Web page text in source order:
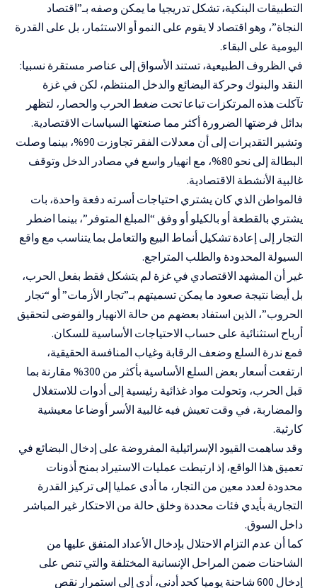
التطبيقات البنكية، تشكل تدريجيا ما يمكن وصفه بـ”اقتصاد
النجاة”، وهو اقتصاد لا يقوم على النمو أو الاستثمار، بل على القدرة
اليومية على البقاء.
في الظروف الطبيعية، تستند الأسواق إلى عناصر مستقرة نسبيا:
النقد والبنوك وحركة البضائع والدخل المنتظم، لكن في غزة
تآكلت هذه المرتكزات تباعا تحت ضغط الحرب والحصار، لتظهر
بدائل فرضتها الضرورة أكثر مما صنعتها السياسات الاقتصادية.
وتشير التقديرات إلى أن معدلات الفقر تجاوزت 90%، بينما وصلت
البطالة إلى نحو 80%، مع انهيار واسع في مصادر الدخل وتوقف
غالبية الأنشطة الاقتصادية.
فالمواطن الذي كان يشتري احتياجات أسرته دفعة واحدة، بات
يشتري بالقطعة أو بالكيلو أو وفق “المبلغ المتوفر”، بينما اضطر
التجار إلى إعادة تشكيل أنماط البيع والتعامل بما يتناسب مع واقع
السيولة المحدودة والطلب المتراجع.
غير أن المشهد الاقتصادي في غزة لم يتشكل فقط بفعل الحرب،
بل أيضا نتيجة صعود ما يمكن تسميتهم بـ”تجار الأزمات” أو “تجار
الحروب”، الذين استفاد بعضهم من حالة الانهيار والفوضى لتحقيق
أرباح استثنائية على حساب الاحتياجات الأساسية للسكان.
فمع ندرة السلع وضعف الرقابة وغياب المنافسة الحقيقية،
ارتفعت أسعار بعض السلع الأساسية بأكثر من 300% مقارنة بما
قبل الحرب، وتحولت مواد غذائية رئيسية إلى أدوات للاستغلال
والمضاربة، في وقت تعيش فيه غالبية الأسر أوضاعا معيشية
كارثية.
وقد ساهمت القيود الإسرائيلية المفروضة على إدخال البضائع في
تعميق هذا الواقع، إذ ارتبطت عمليات الاستيراد بمنح أذونات
محدودة لعدد معين من التجار، ما أدى عمليا إلى تركيز القدرة
التجارية بأيدي فئات محددة وخلق حالة من الاحتكار غير المباشر
داخل السوق.
كما أن عدم التزام الاحتلال بإدخال الأعداد المتفق عليها من
الشاحنات ضمن المراحل الإنسانية المختلفة والتي تنص على
إدخال 600 شاحنة يوميا كحد أدنى، أدى إلى استمرار نقص